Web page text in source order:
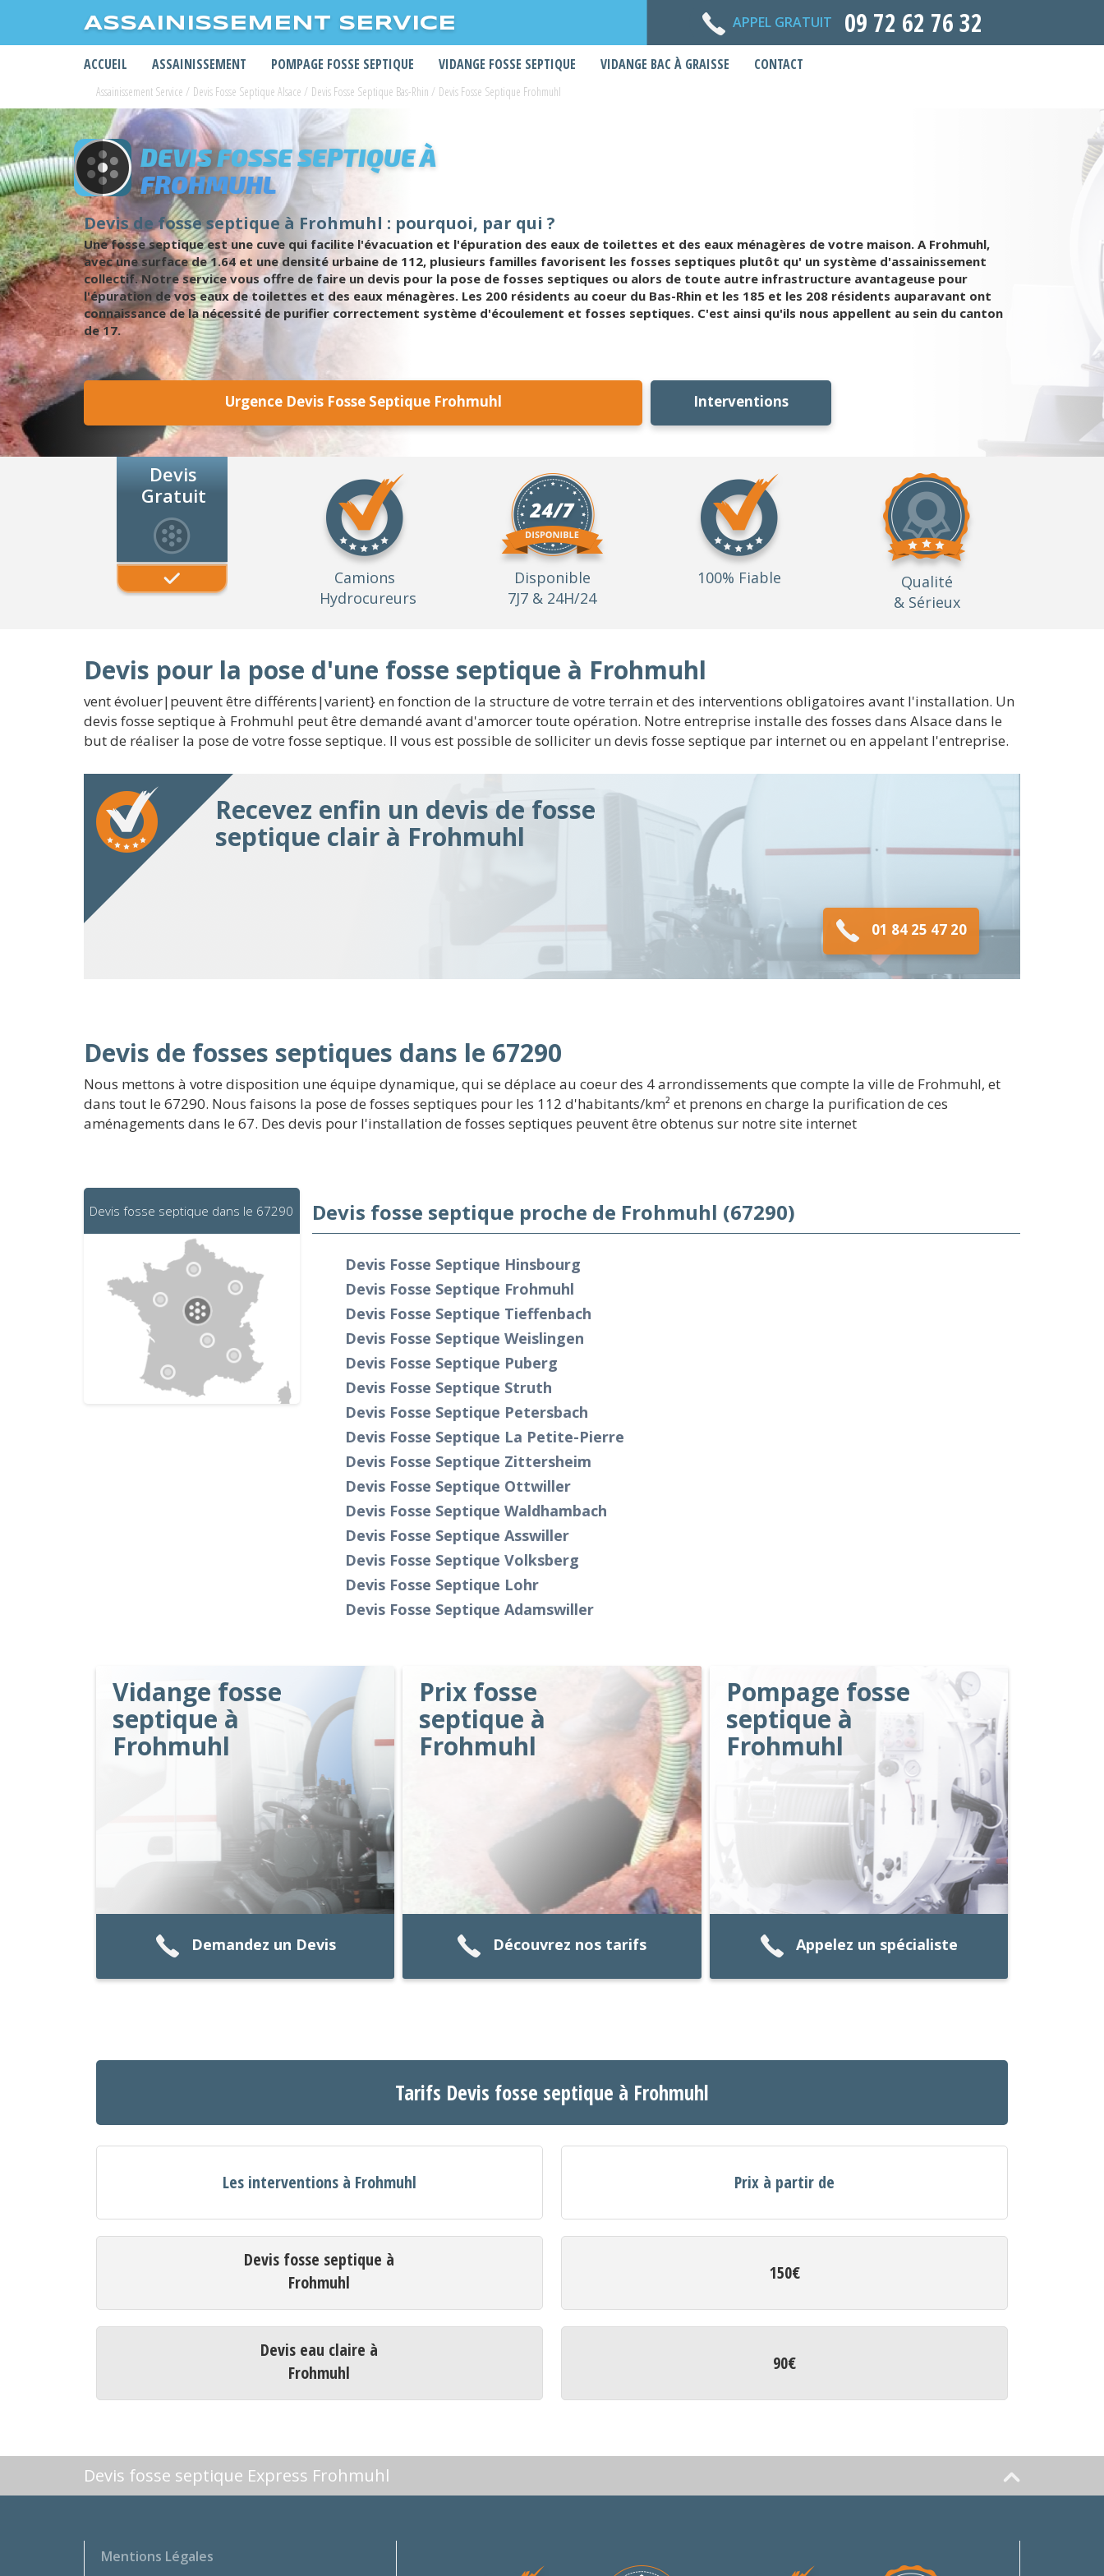
ASSAINISSEMENT SERVICE APPEL GRATUIT 09 72 62 76 32
ACCUEIL ASSAINISSEMENT POMPAGE FOSSE SEPTIQUE VIDANGE FOSSE SEPTIQUE VIDANGE BAC À GRAISSE CONTACT
Assainissement Service / Devis Fosse Septique Alsace / Devis Fosse Septique Bas-Rhin / Devis Fosse Septique Frohmuhl
DEVIS FOSSE SEPTIQUE À
FROHMUHL
Devis de fosse septique à Frohmuhl : pourquoi, par qui ?
Une fosse septique est une cuve qui facilite l'évacuation et l'épuration des eaux de toilettes et des eaux ménagères de votre maison. A Frohmuhl,
avec une surface de 1.64 et une densité urbaine de 112, plusieurs familles favorisent les fosses septiques plutôt qu' un système d'assainissement
collectif. Notre service vous offre de faire un devis pour la pose de fosses septiques ou alors de toute autre infrastructure avantageuse pour
l'épuration de vos eaux de toilettes et des eaux ménagères. Les 200 résidents au coeur du Bas-Rhin et les 185 et les 208 résidents auparavant ont
connaissance de la nécessité de purifier correctement système d'écoulement et fosses septiques. C'est ainsi qu'ils nous appellent au sein du canton
de 17.
Urgence Devis Fosse Septique Frohmuhl Interventions
Devis
Gratuit
Camions
Hydrocureurs
Disponible
7J7 & 24H/24
100% Fiable
Qualité
& Sérieux
Devis pour la pose d'une fosse septique à Frohmuhl
vent évoluer|peuvent être différents|varient} en fonction de la structure de votre terrain et des interventions obligatoires avant l'installation. Un
devis fosse septique à Frohmuhl peut être demandé avant d'amorcer toute opération. Notre entreprise installe des fosses dans Alsace dans le
but de réaliser la pose de votre fosse septique. Il vous est possible de solliciter un devis fosse septique par internet ou en appelant l'entreprise.
Recevez enfin un devis de fosse
septique clair à Frohmuhl
01 84 25 47 20
Devis de fosses septiques dans le 67290
Nous mettons à votre disposition une équipe dynamique, qui se déplace au coeur des 4 arrondissements que compte la ville de Frohmuhl, et
dans tout le 67290. Nous faisons la pose de fosses septiques pour les 112 d'habitants/km² et prenons en charge la purification de ces
aménagements dans le 67. Des devis pour l'installation de fosses septiques peuvent être obtenus sur notre site internet
Devis fosse septique dans le 67290 Devis fosse septique proche de Frohmuhl (67290)
Devis Fosse Septique Hinsbourg
Devis Fosse Septique Frohmuhl
Devis Fosse Septique Tieffenbach
Devis Fosse Septique Weislingen
Devis Fosse Septique Puberg
Devis Fosse Septique Struth
Devis Fosse Septique Petersbach
Devis Fosse Septique La Petite-Pierre
Devis Fosse Septique Zittersheim
Devis Fosse Septique Ottwiller
Devis Fosse Septique Waldhambach
Devis Fosse Septique Asswiller
Devis Fosse Septique Volksberg
Devis Fosse Septique Lohr
Devis Fosse Septique Adamswiller
Vidange fosse
septique à
Frohmuhl
Demandez un Devis
Prix fosse
septique à
Frohmuhl
Découvrez nos tarifs
Pompage fosse
septique à
Frohmuhl
Appelez un spécialiste
Tarifs Devis fosse septique à Frohmuhl
Les interventions à Frohmuhl Prix à partir de
Devis fosse septique à
Frohmuhl
150€
Devis eau claire à
Frohmuhl
90€
Devis fosse septique Express Frohmuhl
Mentions Légales